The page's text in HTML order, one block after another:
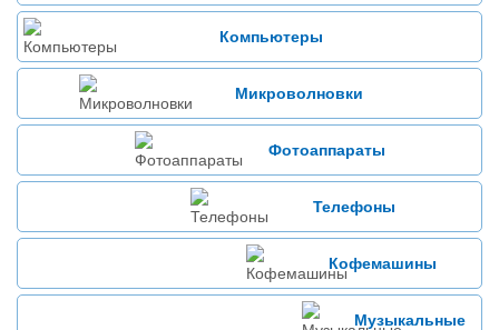
Компьютеры
Микроволновки
Фотоаппараты
Телефоны
Кофемашины
Музыкальные